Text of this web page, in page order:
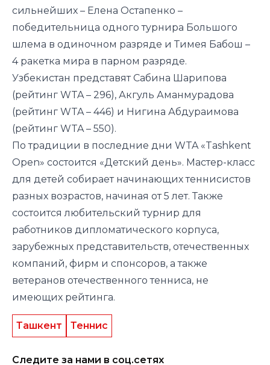
сильнейших – Елена Остапенко –
победительница одного турнира Большого
шлема в одиночном разряде и Тимея Бабош –
4 ракетка мира в парном разряде.
Узбекистан представят Сабина Шарипова
(рейтинг WTA – 296), Акгуль Аманмурадова
(рейтинг WTA – 446) и Нигина Абдураимова
(рейтинг WTA – 550).
По традиции в последние дни WTA «Tashkent
Open» состоится «Детский день». Мастер-класс
для детей собирает начинающих теннисистов
разных возрастов, начиная от 5 лет. Также
состоится любительский турнир для
работников дипломатического корпуса,
зарубежных представительств, отечественных
компаний, фирм и спонсоров, а также
ветеранов отечественного тенниса, не
имеющих рейтинга.
Ташкент Теннис
Следите за нами в соц.сетях